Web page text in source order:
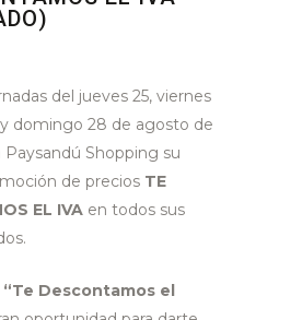
del jueves 25, viernes
y domingo 28 de agosto de
Paysandú Shopping su
de precios TE
EL IVA en todos sus
“Te Descontamos el